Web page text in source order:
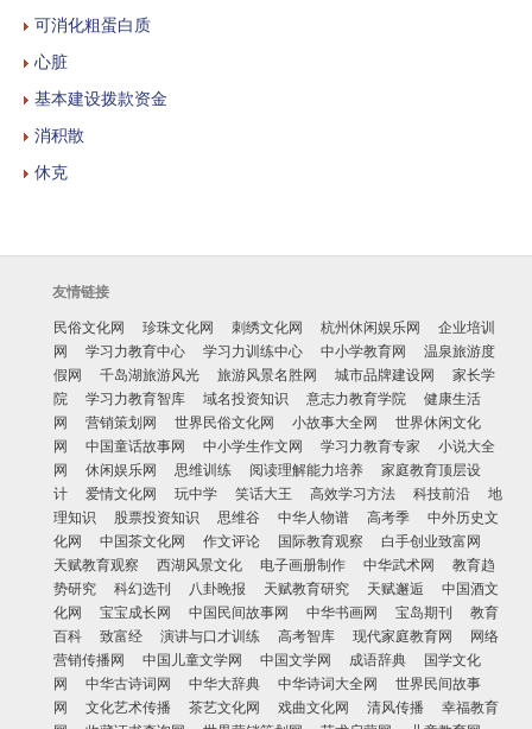
可消化粗蛋白质
心脏
基本建设拨款资金
消积散
休克
友情链接
民俗文化网
珍珠文化网 刺绣文化网 杭州休闲娱乐网
企业培训
网
学习力教育中心 学习力训练中心 中小学教育网
温泉旅游度
假网
千岛湖旅游风光 旅游风景名胜网 城市品牌建设网
家长学
院
学习力教育智库 域名投资知识 意志力教育学院
健康生活
网
营销策划网 世界民俗文化网 小故事大全网
世界休闲文化
网
中国童话故事网 中小学生作文网 学习力教育专家
小说大全
网
休闲娱乐网 思维训练 阅读理解能力培养
家庭教育顶层设
计
爱情文化网 玩中学 笑话大王 高效学习方法 科技前沿
地
理知识
股票投资知识 思维谷 中华人物谱 高考季
中外历史文
化网
中国茶文化网 作文评论 国际教育观察
白手创业致富网
天赋教育观察
西湖风景文化 电子画册制作 中华武术网
教育趋
势研究
科幻选刊 八卦晚报 天赋教育研究 天赋邂逅
中国酒文
化网
宝宝成长网 中国民间故事网 中华书画网 宝岛期刊
教育
百科
致富经 演讲与口才训练 高考智库 现代家庭教育网
网络
营销传播网
中国儿童文学网 中国文学网 成语辞典
国学文化
网
中华古诗词网 中华大辞典 中华诗词大全网
世界民间故事
网
文化艺术传播 茶艺文化网 戏曲文化网 清风传播
幸福教育